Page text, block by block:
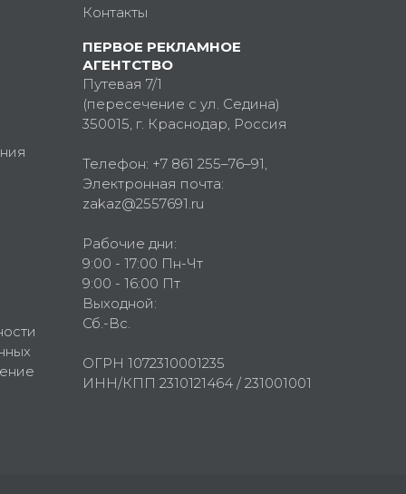
Контакты
ПЕРВОЕ РЕКЛАМНОЕ
АГЕНТСТВО
Путевая 7/1
(пересечение с ул. Седина)
350015 , г. Краснодар, Россия
Телефон: +7 861 255–76–91
Электронная почта:
zakaz@2557691.ru
Рабочие дни:
9:00 - 17:00 Пн-Чт
9:00 - 16:00 Пт
Выходной:
Сб.-Вс.
ОГРН 1072310001235
ИНН/КПП 2310121464 / 231001001